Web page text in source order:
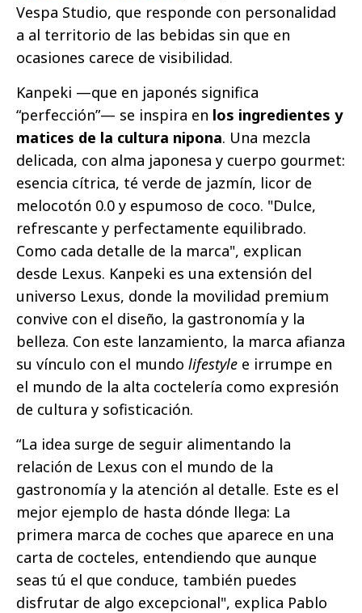
Vespa Studio, que responde con personalidad
a al territorio de las bebidas sin que en
ocasiones carece de visibilidad.
Kanpeki —que en japonés significa
“perfección”— se inspira en los ingredientes y
matices de la cultura nipona. Una mezcla
delicada, con alma japonesa y cuerpo gourmet:
esencia cítrica, té verde de jazmín, licor de
melocotón 0.0 y espumoso de coco. "Dulce,
refrescante y perfectamente equilibrado.
Como cada detalle de la marca", explican
desde Lexus. Kanpeki es una extensión del
universo Lexus, donde la movilidad premium
convive con el diseño, la gastronomía y la
belleza. Con este lanzamiento, la marca afianza
su vínculo con el mundo lifestyle e irrumpe en
el mundo de la alta coctelería como expresión
de cultura y sofisticación.
“La idea surge de seguir alimentando la
relación de Lexus con el mundo de la
gastronomía y la atención al detalle. Este es el
mejor ejemplo de hasta dónde llega: La
primera marca de coches que aparece en una
carta de cocteles, entendiendo que aunque
seas tú el que conduce, también puedes
disfrutar de algo excepcional", explica Pablo